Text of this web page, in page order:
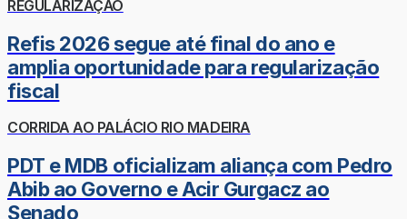
REGULARIZAÇÃO
Refis 2026 segue até final do ano e
amplia oportunidade para regularização
fiscal
CORRIDA AO PALÁCIO RIO MADEIRA
PDT e MDB oficializam aliança com Pedro
Abib ao Governo e Acir Gurgacz ao
Senado